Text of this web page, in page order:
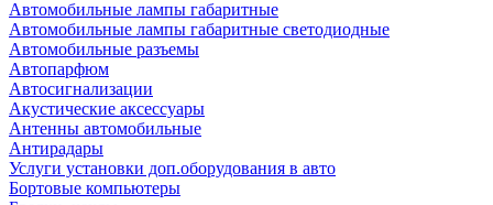
Автомобильные лампы габаритные
Автомобильные лампы габаритные светодиодные
Автомобильные разъемы
Автопарфюм
Автосигнализации
Акустические аксессуары
Антенны автомобильные
Антирадары
Услуги установки доп.оборудования в авто
Бортовые компьютеры